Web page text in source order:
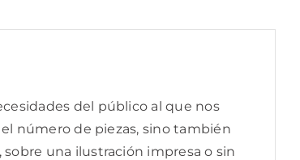
del público al que nos
número de piezas, sino también
una ilustración impresa o sin